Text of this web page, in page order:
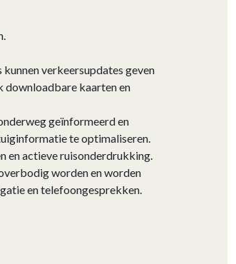
verkeersupdates geven
downloadbare kaarten en
geïnformeerd en
te optimaliseren.
en actieve ruisonderdrukking.
worden en worden
en telefoongesprekken.